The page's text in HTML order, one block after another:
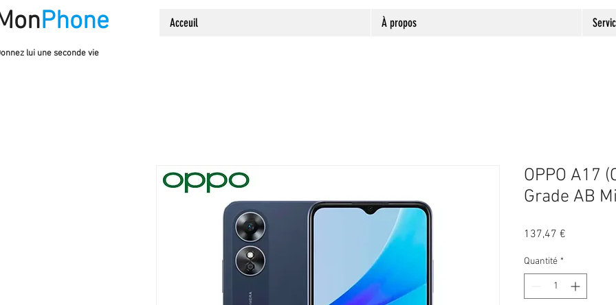
Phone Acceuil À propos
lui une seconde vie
OPPO A17
Grade AB
137,47 €
Quantité *